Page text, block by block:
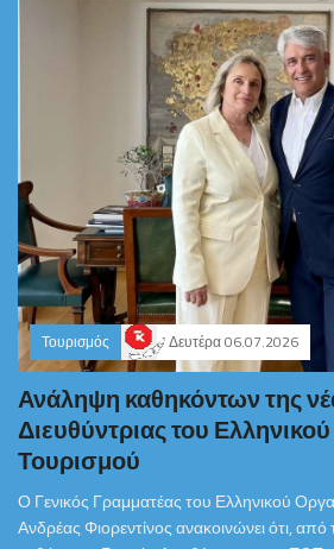
Τουρισμός Δευτέρα 06.07.2026
Ανάληψη καθηκόντων της
Διευθύντριας του
Τουρισμού
Ο Γενικός Γραμματέας του Ελληνικού
Ανδρέας Φιορεντίνος ανακοινώνει ότι,